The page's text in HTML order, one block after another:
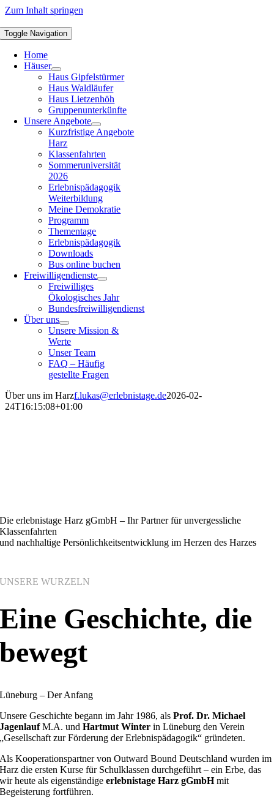
Zum Inhalt springen
Toggle Navigation
Home
Häuser
Haus Gipfelstürmer
Haus Waldläufer
Haus Lietzenhöh
Gruppenunterkünfte
Unsere Angebote
Kurzfristige Angebote
Harz
Klassenfahrten
Sommeruniversität
2026
Erlebnispädagogik
Weiterbildung
Meine Demokratie
Programm
Thementage
Erlebnispädagogik
Downloads
Bus online buchen
Freiwilligendienste
Freiwilliges
Ökologisches Jahr
Bundesfreiwilligendienst
Über uns
Unsere Mission &
Werte
Unser Team
FAQ – Häufig
gestellte Fragen
Über uns im Harzf.lukas@erlebnistage.de2026-02-
24T16:15:08+01:00
Die erlebnistage Harz gGmbH – Ihr Partner für unvergessliche
Klassenfahrten
und nachhaltige Persönlichkeitsentwicklung im Herzen des Harzes
UNSERE WURZELN
Eine Geschichte, die
bewegt
Lüneburg – Der Anfang
Unsere Geschichte begann im Jahr 1986, alsProf.Dr. Michael
JagenlaufM.A. undHartmut Winter in Lüneburg den Verein
„Gesellschaft zur Förderung der Erlebnispädagogik“ gründeten.
Als Kooperationspartner von Outward Bound Deutschland wurden im
Harz die ersten Kurse für Schulklassen durchgeführt – ein Erbe, das
wir heute als eigenständigeerlebnistage Harz gGmbHmit
Begeisterung fortführen.